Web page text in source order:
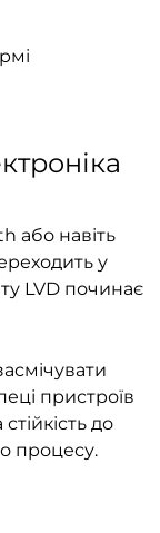
або навіть
у
LVD починає
пристроїв
до
процесу.